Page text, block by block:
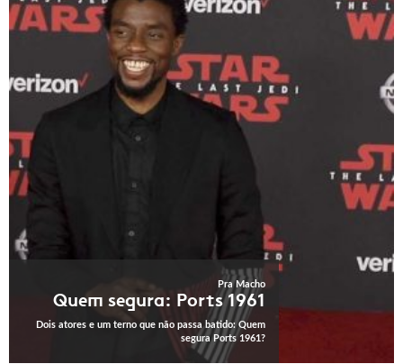
Pra Macho
Quem segura: Ports 1961
Dois atores e um terno que não passa batido: Quem
segura Ports 1961?